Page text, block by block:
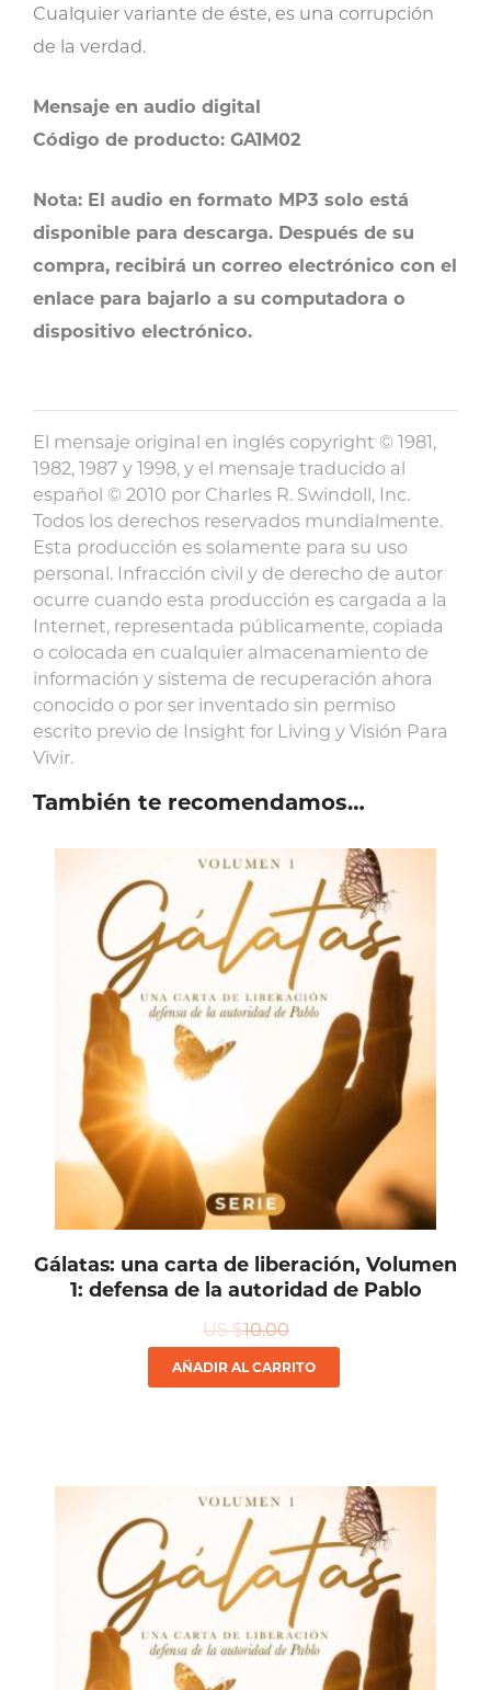
Cualquier variante de éste, es una corrupción
de la verdad.
Mensaje en audio digital
Código de producto: GA1M02
Nota: El audio en formato MP3 solo está
disponible para descarga. Después de su
compra, recibirá un correo electrónico con el
enlace para bajarlo a su computadora o
dispositivo electrónico.
El mensaje original en inglés copyright © 1981,
1982, 1987 y 1998, y el mensaje traducido al
español © 2010 por Charles R. Swindoll, Inc.
Todos los derechos reservados mundialmente.
Esta producción es solamente para su uso
personal. Infracción civil y de derecho de autor
ocurre cuando esta producción es cargada a la
Internet, representada públicamente, copiada
o colocada en cualquier almacenamiento de
información y sistema de recuperación ahora
conocido o por ser inventado sin permiso
escrito previo de Insight for Living y Visión Para
Vivir.
También te recomendamos…
Gálatas: una carta de liberación, Volumen
1: defensa de la autoridad de Pablo
US $10.00
AÑADIR AL CARRITO